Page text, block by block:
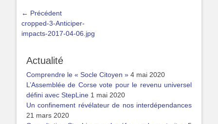
Navigation
de
l’article
← Précédent
Article
précédent :
cropped-3-Anticiper-
impacts-2017-04-06.jpg
Actualité
Comprendre le « Socle Citoyen » 4 mai 2020
L’Assemblée de Corse vote pour le revenu universel
défini avec StepLine 1 mai 2020
Un confinement révélateur de nos interdépendances
21 mars 2020